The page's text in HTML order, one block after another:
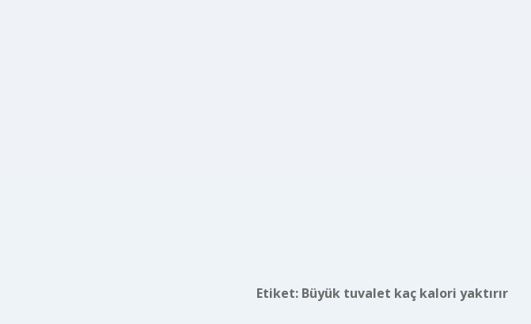
Etiket: Büyük tuvalet kaç kalori yaktırır